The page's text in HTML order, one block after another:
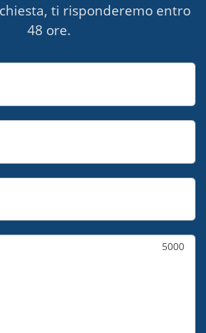
ti risponderemo entro
48 ore.
5000